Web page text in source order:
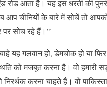
रोड आता है। यह इस धरती की
आप चीनियों के बारे में सोचें तो
सोच रहे हैं।’’
यह गलवान हो, डेमचोक हो या
को मजबूत करना है। वो हमारी
निरर्थक करना चाहते हैं। वो